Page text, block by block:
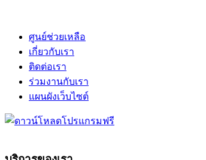
ศูนย์ช่วยเหลือ
เกี่ยวกับเรา
ติดต่อเรา
ร่วมงานกับเรา
แผนผังเว็บไซต์